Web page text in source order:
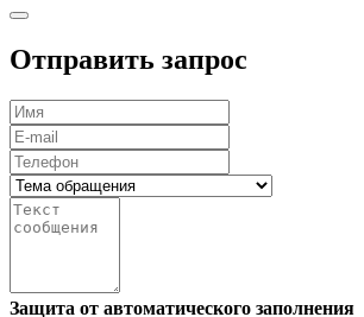
Отправить запрос
Защита от автоматического заполнения